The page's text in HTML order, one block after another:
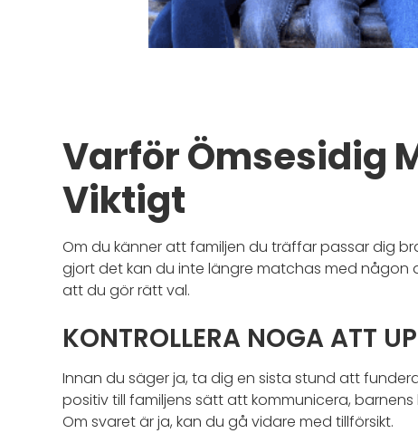
Varför Ömsesidig
Viktigt
Om du känner att familjen du träffar passar dig
gjort det kan du inte längre matchas med någon
att du gör rätt val.
KONTROLLERA NOGA ATT
Innan du säger ja, ta dig en sista stund att
positiv till familjens sätt att kommunicera,
Om svaret är ja, kan du gå vidare med tillförsikt.